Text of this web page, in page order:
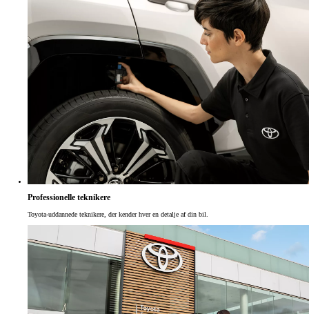
Professionelle teknikere
Toyota-uddannede teknikere, der kender hver en detalje af din bil.